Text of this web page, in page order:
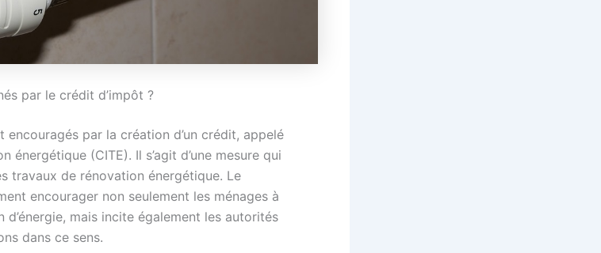
par le crédit d’impôt ?
par la création d’un crédit, appelé
énergétique (CITE). Il s’agit d’une mesure qui
travaux de rénovation énergétique. Le
encourager non seulement les ménages à
mais incite également les autorités
dans ce sens.